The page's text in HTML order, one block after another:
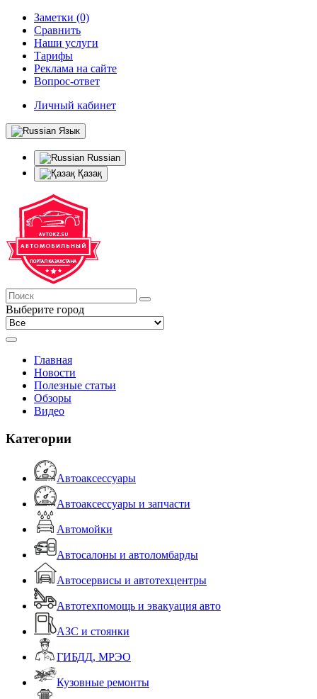
Заметки (0)
Сравнить
Наши услуги
Тарифы
Реклама на сайте
Вопрос-ответ
Личный кабинет
Язык
Russian
Қазақ
Выберите город
Главная
Новости
Полезные статьи
Обзоры
Видео
Категории
Автоаксессуары
Автоаксессуары и запчасти
Автомойки
Автосалоны и автоломбарды
Автосервисы и автотехцентры
Автотехпомощь и эвакуация авто
АЗС и стоянки
ГИБДД, МРЭО
Кузовные ремонты